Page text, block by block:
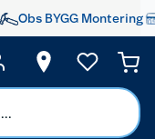
Obs BYGG Montering